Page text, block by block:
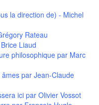
la direction de) - Michel
Rateau
Liaud
philosophiquepar Marc
âmes par Jean-Claude
icipar Olivier Vossot